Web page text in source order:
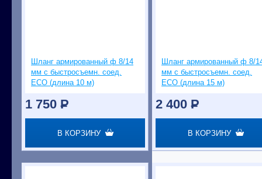
Шланг армированный ф 8/14
мм с быстросъемн. соед.
ECO (длина 10 м)
1 750 P
В КОРЗИНУ
Шланг армированный ф 8/
мм с быстросъемн. соед.
ECO (длина 15 м)
2 400 P
В КОРЗИНУ